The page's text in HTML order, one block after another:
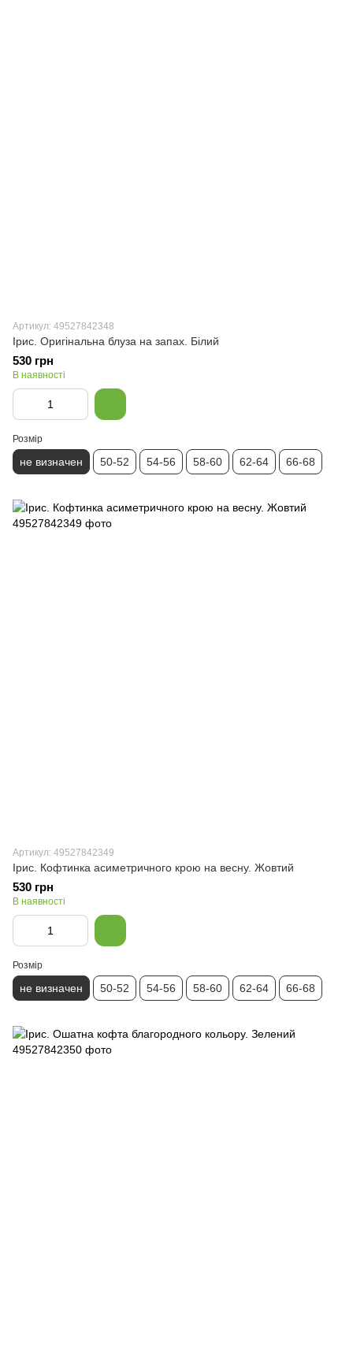
Артикул: 49527842348
Ірис. Оригінальна блуза на запах. Білий
530 грн
В наявності
Розмір
не визначен 50-52 54-56 58-60 62-64 66-68
Артикул: 49527842349
Ірис. Кофтинка асиметричного крою на весну. Жовтий
530 грн
В наявності
Розмір
не визначен 50-52 54-56 58-60 62-64 66-68